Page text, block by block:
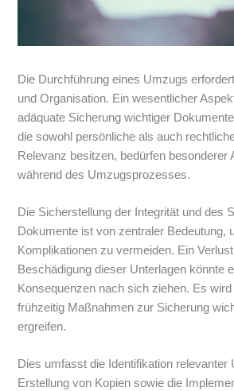
Die Durchführung eines Umzugs
und Organisation. Ein wesentlicher
adäquate Sicherung wichtiger
die sowohl persönliche als auch
Relevanz besitzen, bedürfen besonderer
während des Umzugsprozesses.
Die Sicherstellung der Integrität und des
Dokumente ist von zentraler Bedeutung,
Komplikationen zu vermeiden. Ein
Beschädigung dieser Unterlagen könnte
Konsequenzen nach sich ziehen. Es wird
frühzeitig Maßnahmen zur Sicherung
ergreifen.
Dies umfasst die Identifikation relevanter
Erstellung von Kopien sowie die